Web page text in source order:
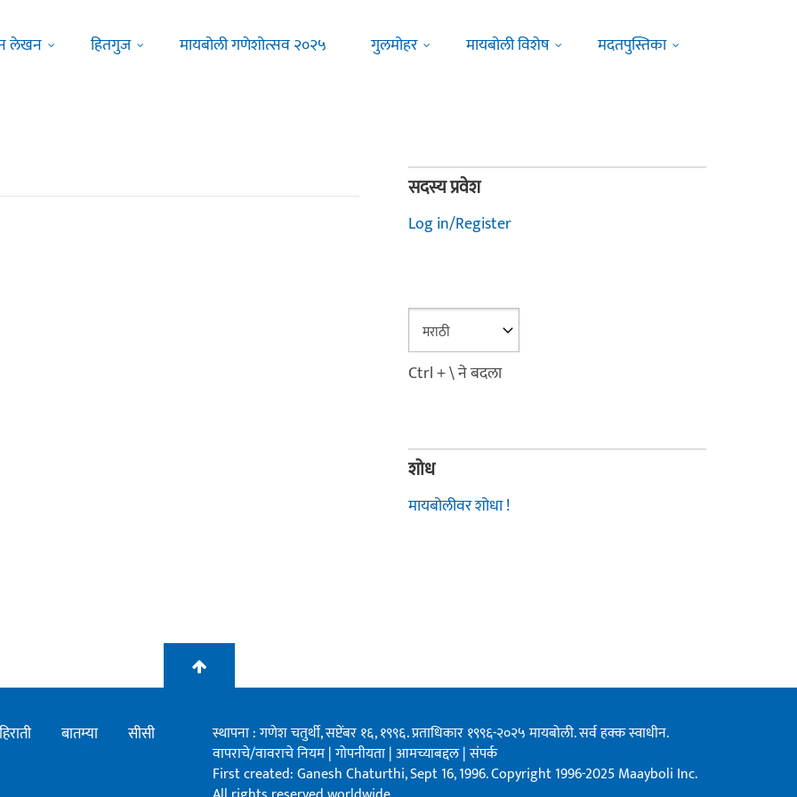
लेखन
हितगुज मायबोली गणेशोत्सव २०२५ गुलमोहर मायबोली विशेष मदतपुस्तिका
सदस्य प्रवेश
Log in/Register
Ctrl + \ ने बदला
शोध
मायबोलीवर शोधा !
बातम्या सीसी
स्थापना : गणेश चतुर्थी, सप्टेंबर १६, १९९६. प्रताधिकार १९९६-२०२५ मायबोली. सर्व हक्क स्वाधीन.
वापराचे/वावराचे नियम|गोपनीयता|आमच्याबद्दल|संपर्क
First created: Ganesh Chaturthi, Sept 16, 1996. Copyright 1996-2025 Maayboli Inc.